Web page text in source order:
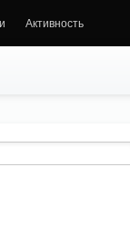
Активность